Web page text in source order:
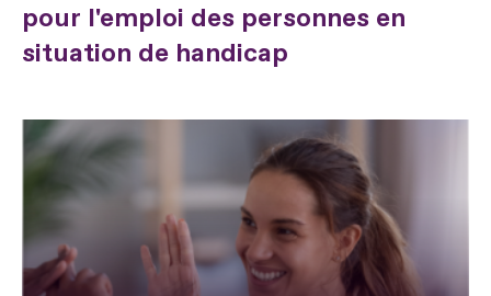
pour l'emploi des personnes en
situation de handicap